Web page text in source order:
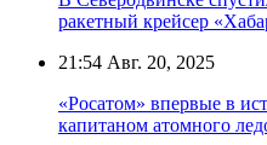
ракетный крейсер
21:54 Авг. 20, 2025
«Росатом» впервые в
капитаном атомного